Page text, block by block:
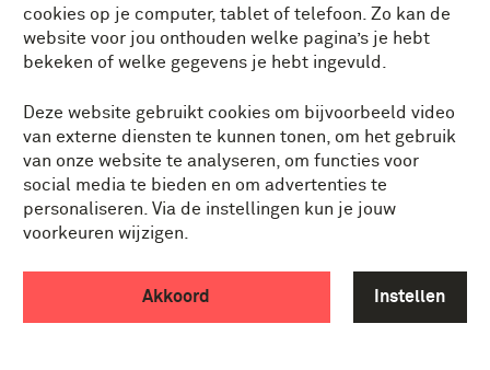
cookies op je computer, tablet of telefoon. Zo kan de
website voor jou onthouden welke pagina’s je hebt
bekeken of welke gegevens je hebt ingevuld.
Deze website gebruikt cookies om bijvoorbeeld video
van externe diensten te kunnen tonen, om het gebruik
van onze website te analyseren, om functies voor
social media te bieden en om advertenties te
personaliseren. Via de instellingen kun je jouw
voorkeuren wijzigen.
Akkoord Instellen
DE MOLUKKEN EN
NEDERLAND, HOE ZIT